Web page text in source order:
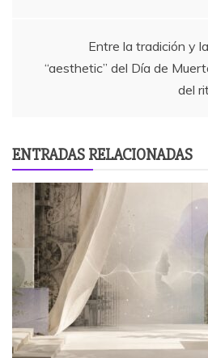
entradasEntre la tradición y
“aesthetic” del Día de
del
ENTRADAS RELACIONADAS